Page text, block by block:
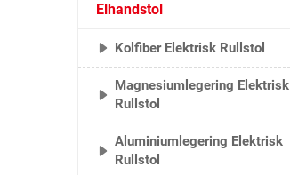
Elhandstol
Kolfiber Elektrisk Rullstol
Magnesiumlegering Elektrisk
Rullstol
Aluminiumlegering Elektrisk
Rullstol